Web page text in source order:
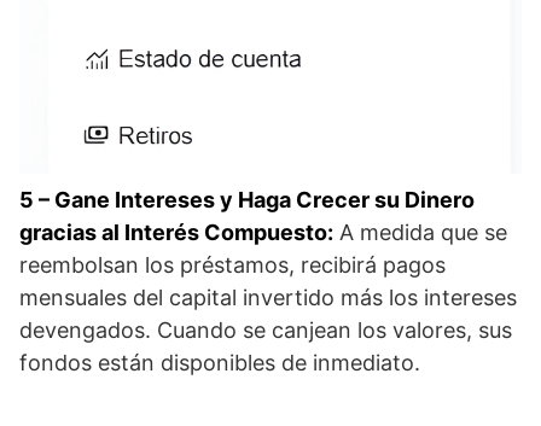
5 – Gane Intereses y Haga Crecer su Dinero
gracias al Interés Compuesto: A medida que se
reembolsan los préstamos, recibirá pagos
mensuales del capital invertido más los intereses
devengados. Cuando se canjean los valores, sus
fondos están disponibles de inmediato.